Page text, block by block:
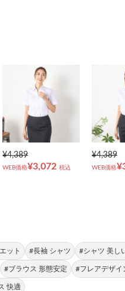
¥4,389
WEB価格¥3,072 税込
¥4,389
WEB価格
ット #長袖 シャツ #シャツ 美し
#ブラウス 形態安定 #フレアデザイ
快適